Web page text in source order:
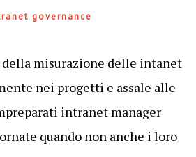
governance
misurazione delle intanet
nei progetti e assale alle
intranet manager
quando non anche i loro